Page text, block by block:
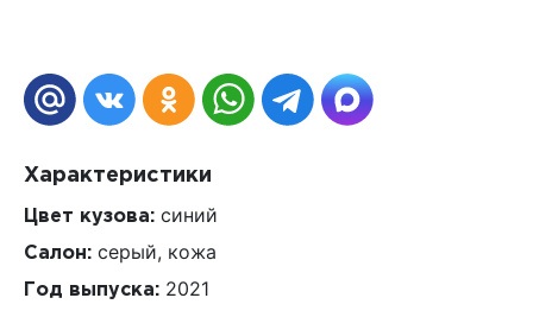
Характеристики
Цвет кузова: синий
Салон: серый, кожа
Год выпуска: 2021